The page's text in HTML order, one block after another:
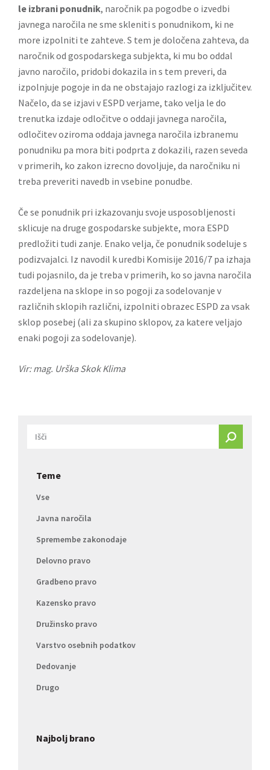
le izbrani ponudnik, naročnik pa pogodbe o izvedbi
javnega naročila ne sme skleniti s ponudnikom, ki ne
more izpolniti te zahteve. S tem je določena zahteva, da
naročnik od gospodarskega subjekta, ki mu bo oddal
javno naročilo, pridobi dokazila in s tem preveri, da
izpolnjuje pogoje in da ne obstajajo razlogi za izključitev.
Načelo, da se izjavi v ESPD verjame, tako velja le do
trenutka izdaje odločitve o oddaji javnega naročila,
odločitev oziroma oddaja javnega naročila izbranemu
ponudniku pa mora biti podprta z dokazili, razen seveda
v primerih, ko zakon izrecno dovoljuje, da naročniku ni
treba preveriti navedb in vsebine ponudbe.
Če se ponudnik pri izkazovanju svoje usposobljenosti
sklicuje na druge gospodarske subjekte, mora ESPD
predložiti tudi zanje. Enako velja, če ponudnik sodeluje s
podizvajalci. Iz navodil k uredbi Komisije 2016/7 pa izhaja
tudi pojasnilo, da je treba v primerih, ko so javna naročila
razdeljena na sklope in so pogoji za sodelovanje v
različnih sklopih različni, izpolniti obrazec ESPD za vsak
sklop posebej (ali za skupino sklopov, za katere veljajo
enaki pogoji za sodelovanje).
Vir: mag. Urška Skok Klima
Teme
Vse
Javna naročila
Spremembe zakonodaje
Delovno pravo
Gradbeno pravo
Kazensko pravo
Družinsko pravo
Varstvo osebnih podatkov
Dedovanje
Drugo
Najbolj brano